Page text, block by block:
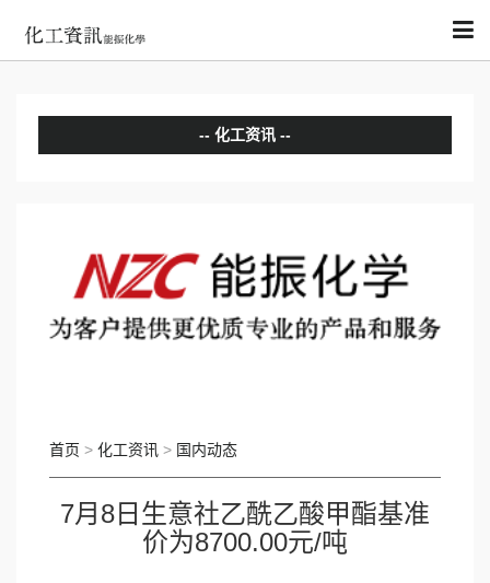
化工资讯
国际动态
首页 > 化工资讯 > 国内动态
7月8日生意社乙酰乙酸甲酯基准
价为8700.00元/吨